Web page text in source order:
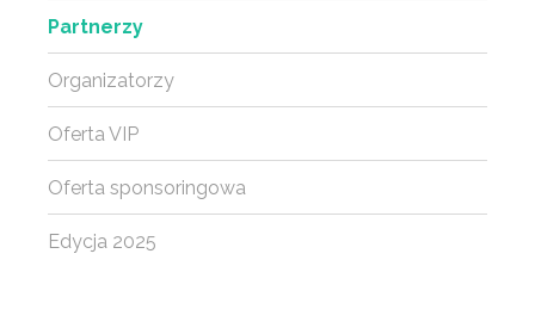
Partnerzy
Organizatorzy
Oferta VIP
Oferta sponsoringowa
Edycja 2025